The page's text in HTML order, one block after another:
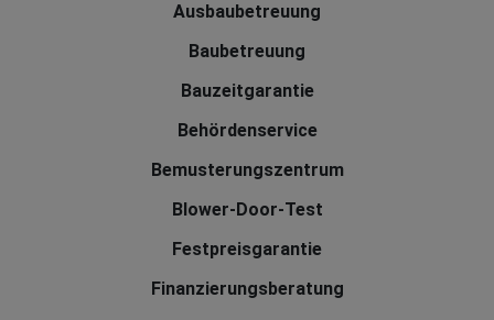
Ausbaubetreuung
Baubetreuung
Bauzeitgarantie
Behördenservice
Bemusterungszentrum
Blower-Door-Test
Festpreisgarantie
Finanzierungsberatung